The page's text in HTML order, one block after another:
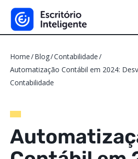
Home Blog Contabilidade
Automatização Contábil em 2024:
Contabilidade